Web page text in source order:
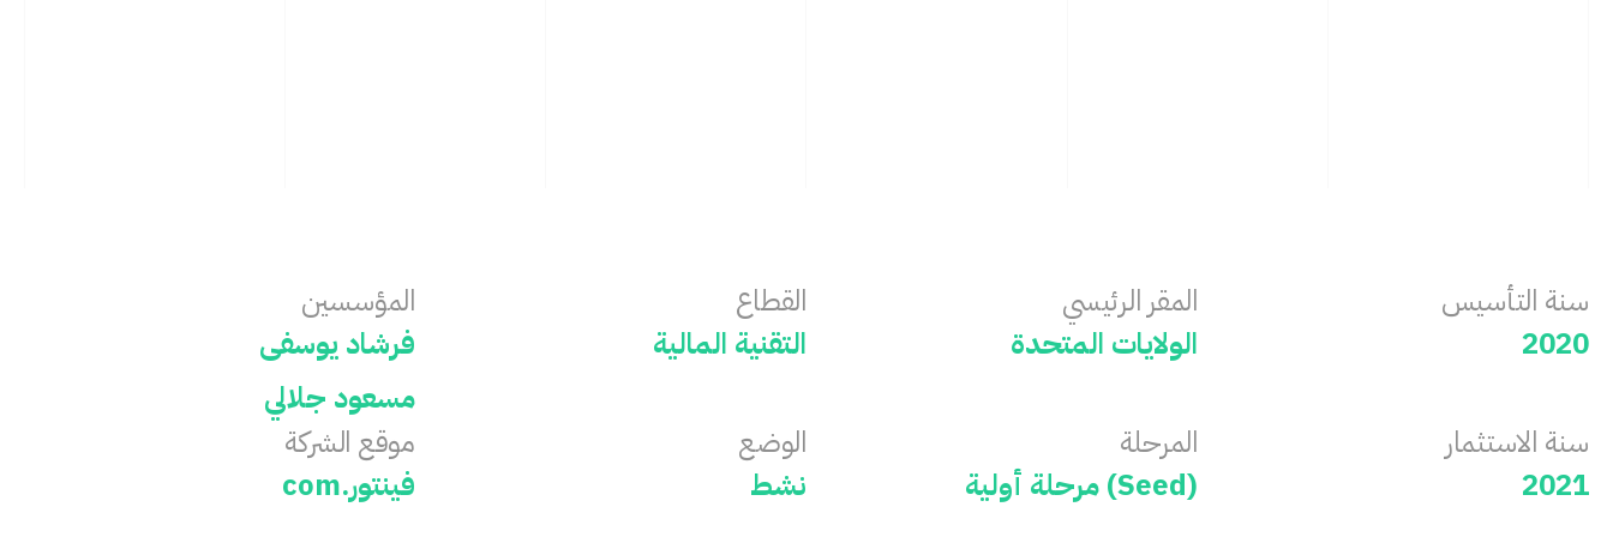
سنة التأسيس
2020
المقر الرئيسي
الولايات المتحدة
القطاع
‏التقنية المالية
المؤسسين
فرشاد يوسفى
مسعود جلالي
سنة ‏الاستثمار
2021
المرحلة
مرحلة أولية (Seed)
الوضع
نشط
موقع الشركة
فينتور.com